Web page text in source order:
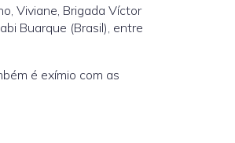
Viviane, Brigada Víctor
Buarque (Brasil), entre
é exímio com as